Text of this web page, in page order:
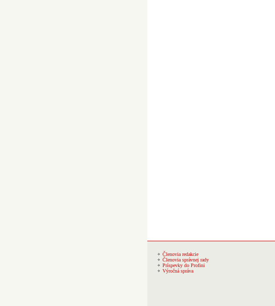
Členovia redakcie
Členovia správnej rady
Príspevky do Profini
Výročná správa